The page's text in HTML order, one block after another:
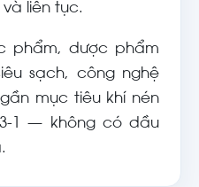
liên tục.
phẩm, dược phẩm
sạch, công nghệ
mục tiêu khí nén
1 — không có dầu